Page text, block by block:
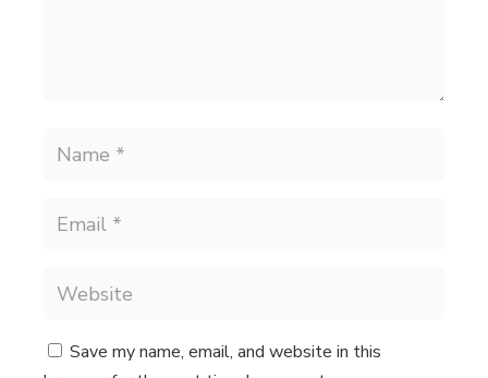
Save my name, email, and website in this